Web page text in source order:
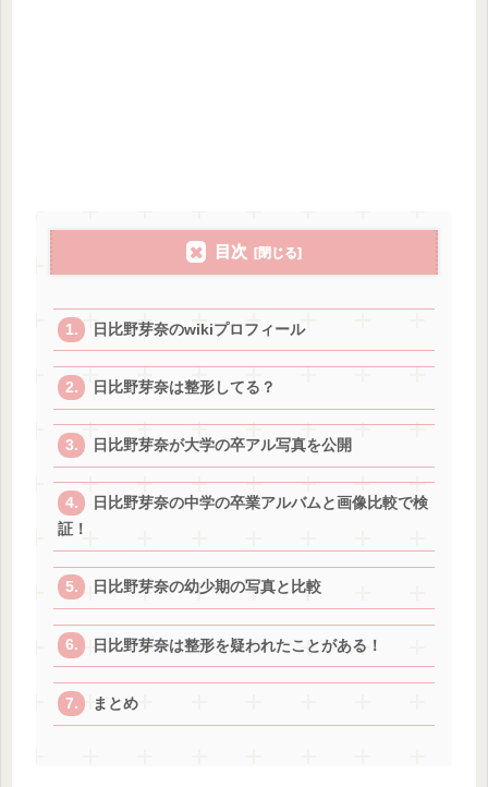
目次
日比野芽奈のwikiプロフィール
日比野芽奈は整形してる？
日比野芽奈が大学の卒アル写真を公開
日比野芽奈の中学の卒業アルバムと画像比較で検
証！
日比野芽奈の幼少期の写真と比較
日比野芽奈は整形を疑われたことがある！
まとめ